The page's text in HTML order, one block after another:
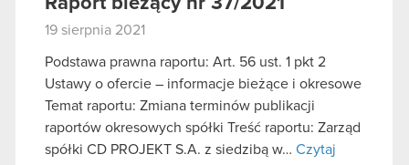
19 sierpnia 2021
Podstawa prawna raportu: Art. 56 ust. 1 pkt 2
Ustawy o ofercie – informacje bieżące i okresowe
Temat raportu: Zmiana terminów publikacji
raportów okresowych spółki Treść raportu: Zarząd
spółki CD PROJEKT S.A. z siedzibą w… Czytaj